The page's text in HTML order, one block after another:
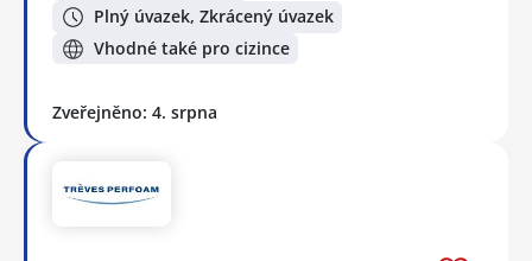
Plný úvazek, Zkrácený úvazek
Vhodné také pro cizince
Zveřejněno: 4. srpna